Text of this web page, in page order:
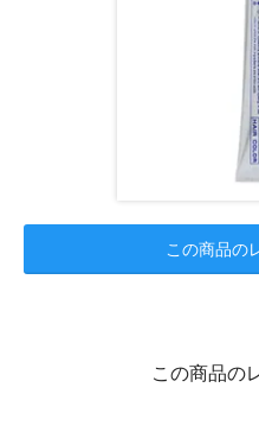
この商品の
この商品の